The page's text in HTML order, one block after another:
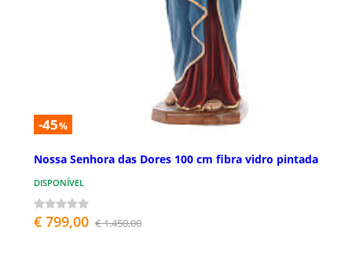
-45%
Nossa Senhora das Dores 100 cm fibra vidro pintada
DISPONÍVEL
€ 799,00 € 1.450,00